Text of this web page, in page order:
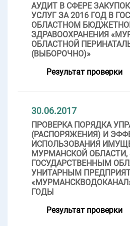
АУДИТ В СФЕРЕ
УСЛУГ ЗА 2016 ГОД В
ОБЛАСТНОМ
ЗДРАВООХРАНЕНИЯ
ОБЛАСТНОЙ
(ВЫБОРОЧНО)»
Результат проверки
30.06.2017
ПРОВЕРКА ПОРЯДКА
(РАСПОРЯЖЕНИЯ) И
ИСПОЛЬЗОВАНИЯ
МУРМАНСКОЙ ОБЛАСТИ,
ГОСУДАРСТВЕННЫМ
УНИТАРНЫМ
«МУРМАНСКВОДОКАНАЛ»
ГОДЫ
Результат проверки